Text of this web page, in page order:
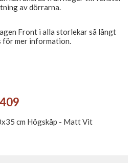
av dörrarna.
Front i alla storlekar så långt
för mer information.
cm Högskåp - Matt Vit